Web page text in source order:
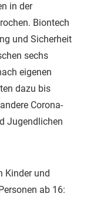
in der
Biontech
und Sicherheit
sechs
eigenen
dazu bis
Corona-
Jugendlichen
Kinder und
ab 16: